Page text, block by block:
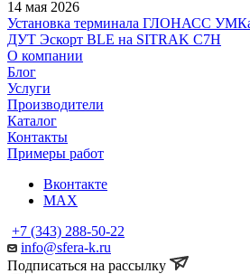
14 мая 2026
Установка терминала ГЛОНАСС
ДУТ Эскорт BLE на SITRAK C7H
О компании
Блог
Услуги
Производители
Каталог
Контакты
Примеры работ
Вконтакте
MAX
+7 (343) 288-50-22
info@sfera-k.ru
Подписаться на рассылку